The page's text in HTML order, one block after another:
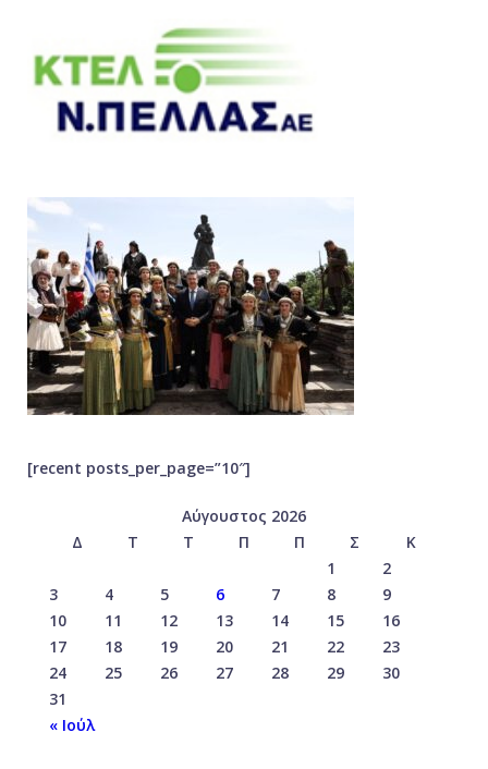
[recent posts_per_page=”10″]
Αύγουστος 2026
Δ
Τ Τ Π Π Σ
Κ
1
2
3
4 5 6 7 8
9
10
11 12 13 14 15
16
17
18 19 20 21 22
23
24
25 26 27 28 29
30
31
« Ιούλ